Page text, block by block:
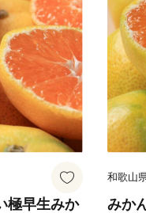
極早生みか
和歌山
みか